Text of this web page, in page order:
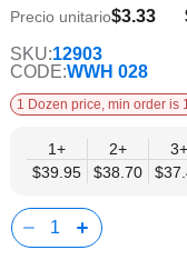
Precio unitario$3.33
CODE:WWH 028
SKU:12903
1 Dozen price, min order is 1
1+
$39.95
2+
$38.70
3+